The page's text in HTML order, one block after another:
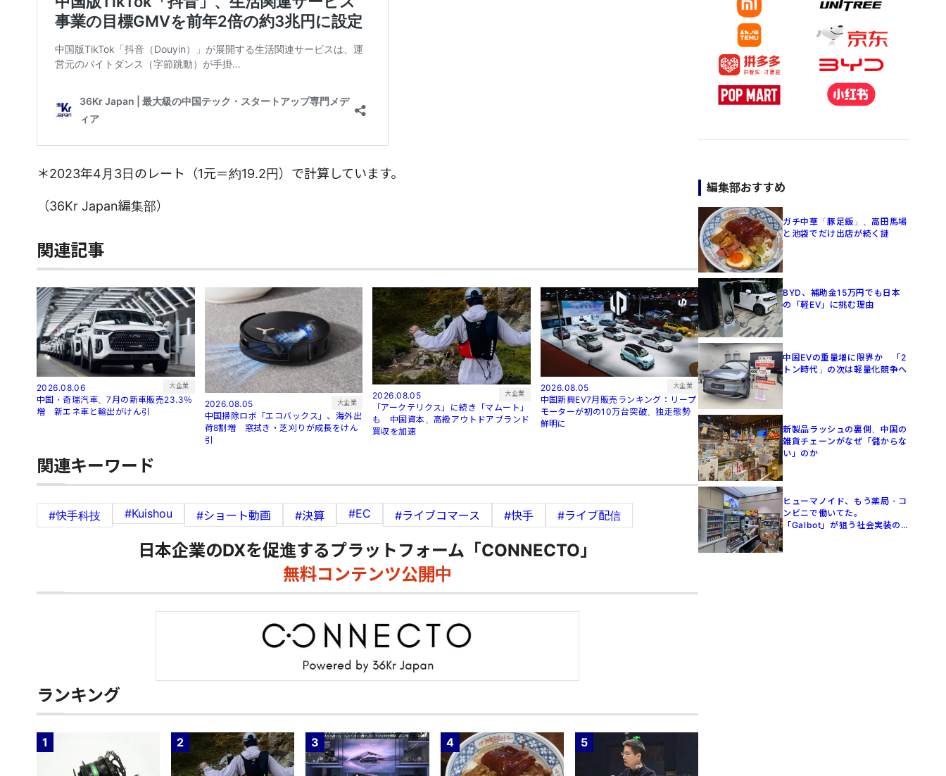
＊2023年4月3日のレート（1元＝約19.2円）で計算しています。
（36Kr Japan編集部）
関連記事
2026.08.06 大企業
中国・奇瑞汽車、7月の新車販売23.3％
増 新エネ車と輸出がけん引
2026.08.05 大企業
中国掃除ロボ「エコバックス」、海外出
荷8割増 窓拭き・芝刈りが成長をけん
引
2026.08.05 大企業
「アークテリクス」に続き「マムート」
も 中国資本、高級アウトドアブランド
買収を加速
2026.08.05 大企業
中国新興EV7月販売ランキング：リープ
モーターが初の10万台突破、独走態勢
鮮明に
関連キーワード
#快手科技 #Kuishou #ショート動画 #決算 #EC #ライブコマース #快手 #ライブ配信
日本企業のDXを促進するプラットフォーム「CONNECTO」
無料コンテンツ公開中
ランキング
1 2 3 4 5
編集部おすすめ
ガチ中華「豚足飯」、高田馬場
と池袋でだけ出店が続く謎
BYD、補助金15万円でも日本
の「軽EV」に挑む理由
中国EVの重量増に限界か 「2
トン時代」の次は軽量化競争へ
新製品ラッシュの裏側、中国の
雑貨チェーンがなぜ「儲からな
い」のか
ヒューマノイド、もう薬局・コ
ンビニで働いてた。
「Galbot」が狙う社会実装の